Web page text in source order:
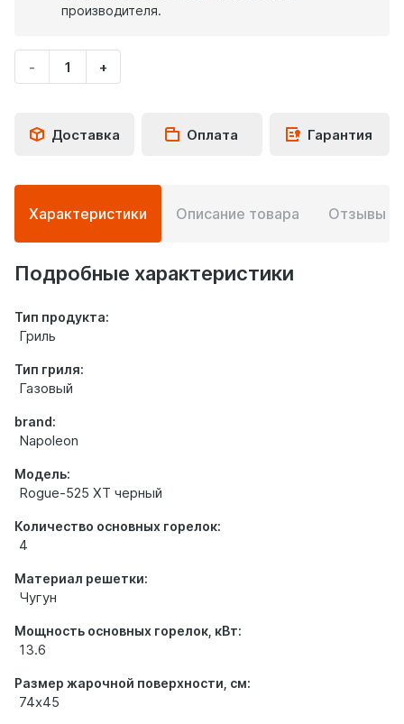
производителя.
-
Укажите
количество
+
Доставка Оплата Гарантия
Подробная
информация
о
товаре
Характеристики Описание товара Отзывы
Подробные характеристики
Тип продукта:
Гриль
Тип гриля:
Газовый
brand:
Napoleon
Модель:
Rogue-525 XT черный
Количество основных горелок:
4
Материал решетки:
Чугун
Мощность основных горелок, кВт:
13.6
Размер жарочной поверхности, см:
74х45